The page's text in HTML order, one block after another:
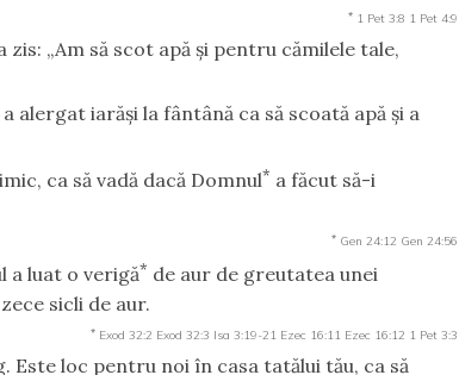
* 1 Pet 3:8 1 Pet 4:9
„Am să scot apă şi pentru cămilele tale,
alergat iarăşi la fântână ca să scoată apă şi a
ca să vadă dacă Domnul* a făcut să-i
* Gen 24:12 Gen 24:56
a luat o verigă* de aur de greutatea unei
sicli de aur.
* Exod 32:2 Exod 32:3 Isa 3:19-21 Ezec 16:11 Ezec 16:12 1 Pet 3:3
Este loc pentru noi în casa tatălui tău, ca să